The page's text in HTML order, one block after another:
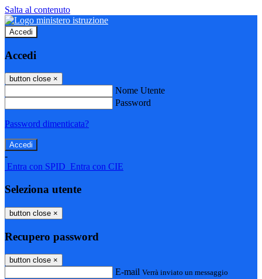
Salta al contenuto
Accedi
Accedi
button close ×
Nome Utente
Password
Password dimenticata?
-
Entra con SPID Entra con CIE
Seleziona utente
button close ×
Recupero password
button close ×
E-mail Verrà inviato un messaggio